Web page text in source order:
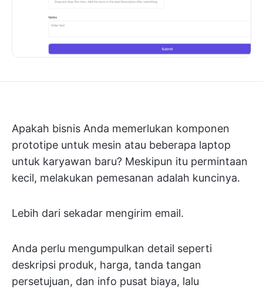
Apakah bisnis Anda memerlukan komponen
prototipe untuk mesin atau beberapa laptop
untuk karyawan baru? Meskipun itu permintaan
kecil, melakukan pemesanan adalah kuncinya.
Lebih dari sekadar mengirim email.
Anda perlu mengumpulkan detail seperti
deskripsi produk, harga, tanda tangan
persetujuan, dan info pusat biaya, lalu